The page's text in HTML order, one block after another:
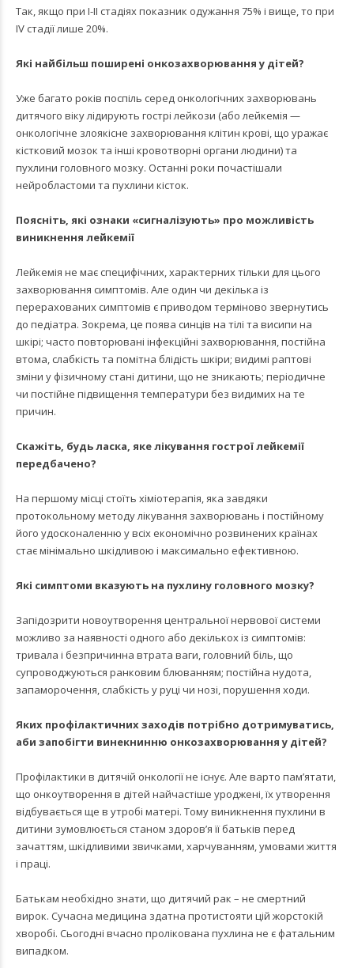
Так, якщо при І-ІІ стадіях показник одужання 75% і вище, то при
IV стадії лише 20%.
Які найбільш поширені онкозахворювання у дітей?
Уже багато років поспіль серед онкологічних захворювань
дитячого віку лідирують гострі лейкози (або лейкемія —
онкологічне злоякісне захворювання клітин крові, що уражає
кістковий мозок та інші кровотворні органи людини) та
пухлини головного мозку. Останні роки почастішали
нейробластоми та пухлини кісток.
Поясніть, які ознаки «сигналізують» про можливість
виникнення лейкемії
Лейкемія не має специфічних, характерних тільки для цього
захворювання симптомів. Але один чи декілька із
перерахованих симптомів є приводом терміново звернутись
до педіатра. Зокрема, це поява синців на тілі та висипи на
шкірі; часто повторювані інфекційні захворювання, постійна
втома, слабкість та помітна блідість шкіри; видимі раптові
зміни у фізичному стані дитини, що не зникають; періодичне
чи постійне підвищення температури без видимих на те
причин.
Скажіть, будь ласка, яке лікування гострої лейкемії
передбачено?
На першому місці стоїть хіміотерапія, яка завдяки
протокольному методу лікування захворювань і постійному
його удосконаленню у всіх економічно розвинених країнах
стає мінімально шкідливою і максимально ефективною.
Які симптоми вказують на пухлину головного мозку?
Запідозрити новоутворення центральної нервової системи
можливо за наявності одного або декількох із симптомів:
тривала і безпричинна втрата ваги, головний біль, що
супроводжуються ранковим блюванням; постійна нудота,
запаморочення, слабкість у руці чи нозі, порушення ходи.
Яких профілактичних заходів потрібно дотримуватись,
аби запобігти винекнинню онкозахворювання у дітей?
Профілактики в дитячій онкології не існує. Але варто пам’ятати,
що онкоутворення в дітей найчастіше уроджені, їх утворення
відбувається ще в утробі матері. Тому виникнення пухлини в
дитини зумовлюється станом здоров’я її батьків перед
зачаттям, шкідливими звичками, харчуванням, умовами життя
і праці.
Батькам необхідно знати, що дитячий рак – не смертний
вирок. Сучасна медицина здатна протистояти цій жорстокій
хворобі. Сьогодні вчасно пролікована пухлина не є фатальним
випадком.